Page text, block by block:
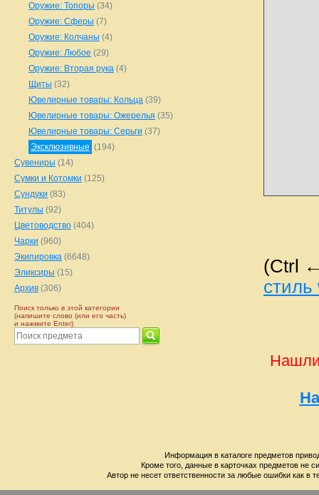
(Ctrl
стиль
Нашли
Оружие: Топоры (34)
Оружие: Сферы (7)
Оружие: Колчаны (4)
Оружие: Любое (29)
Оружие: Вторая рука (4)
Щиты (32)
Ювелирные товары: Кольца (39)
Ювелирные товары: Ожерелья (35)
Ювелирные товары: Серьги (37)
Эксклюзивные (194)
Сувениры (14)
Сумки и Котомки (125)
Сундуки (83)
Титулы (92)
Цветоводство (404)
Чарки (960)
Экипировка (6648)
Эликсиры (15)
Архив (306)
Поиск только в этой категории
(напишите слово (или его часть)
и нажмите Enter)
Информация в каталоге предметов
Кроме того, данные в карточках предметов не
Автор не несет ответственности за любые ошибки как в